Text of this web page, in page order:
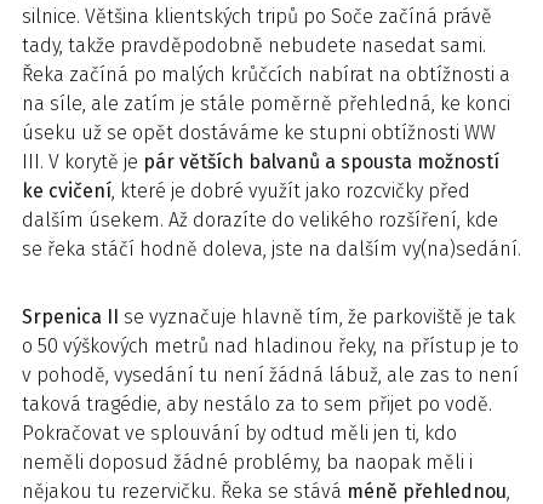
silnice. Většina klientských tripů po Soče začíná právě
tady, takže pravděpodobně nebudete nasedat sami.
Řeka začíná po malých krůčcích nabírat na obtížnosti a
na síle, ale zatím je stále poměrně přehledná, ke konci
úseku už se opět dostáváme ke stupni obtížnosti WW
III. V korytě je pár větších balvanů a spousta možností
ke cvičení, které je dobré využít jako rozcvičky před
dalším úsekem. Až dorazíte do velikého rozšíření, kde
se řeka stáčí hodně doleva, jste na dalším vy(na)sedání.
Srpenica II se vyznačuje hlavně tím, že parkoviště je tak
o 50 výškových metrů nad hladinou řeky, na přístup je to
v pohodě, vysedání tu není žádná lábuž, ale zas to není
taková tragédie, aby nestálo za to sem přijet po vodě.
Pokračovat ve splouvání by odtud měli jen ti, kdo
neměli doposud žádné problémy, ba naopak měli i
nějakou tu rezervičku. Řeka se stává méně přehlednou,